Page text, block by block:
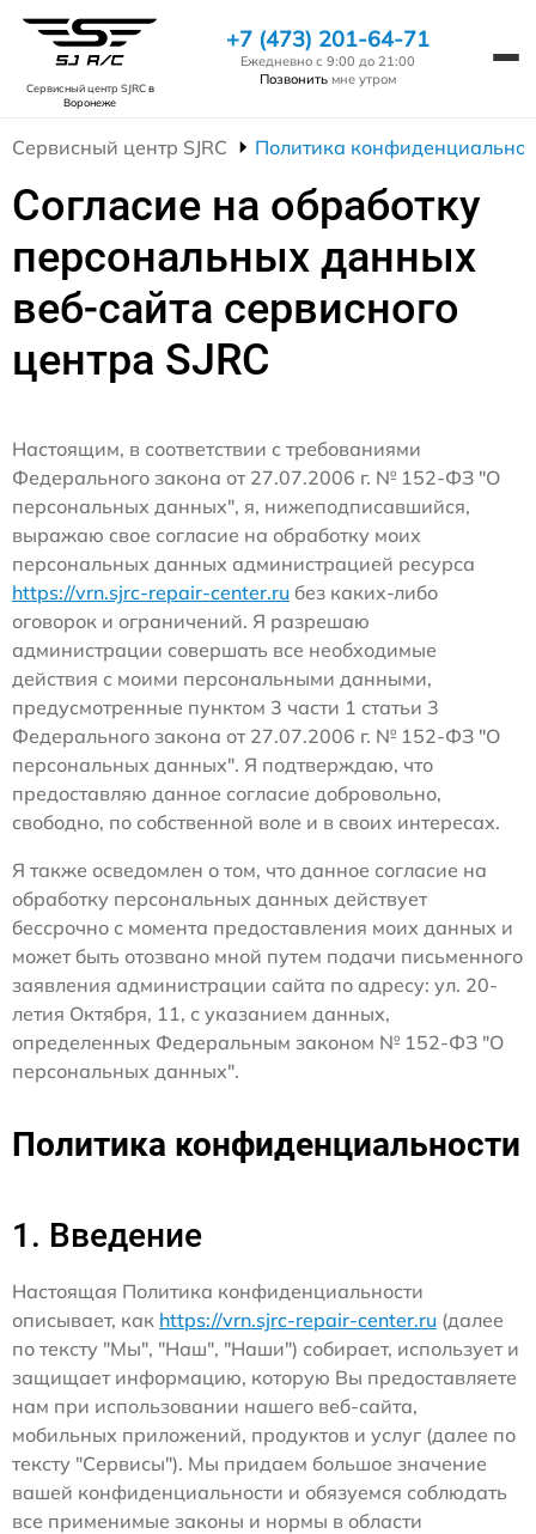
Сервисный центр SJRCв
Воронеже
+7 (473) 201-64-71
Ежедневно с 9:00 до 21:00
Позвонить мне утром
Сервисный центр SJRC Политика
Согласие на обработку
персональных данных
веб-сайта сервисного
центра SJRC
Настоящим, в соответствии с требованиями
Федерального закона от 27.07.2006 г. № 152-ФЗ "О
персональных данных", я, нижеподписавшийся,
выражаю свое согласие на обработку моих
персональных данных администрацией ресурса
https://vrn.sjrc-repair-center.ru без каких-либо
оговорок и ограничений. Я разрешаю
администрации совершать все необходимые
действия с моими персональными данными,
предусмотренные пунктом 3 части 1 статьи 3
Федерального закона от 27.07.2006 г. № 152-ФЗ "О
персональных данных". Я подтверждаю, что
предоставляю данное согласие добровольно,
свободно, по собственной воле и в своих интересах.
Я также осведомлен о том, что данное согласие на
обработку персональных данных действует
бессрочно с момента предоставления моих данных и
может быть отозвано мной путем подачи письменного
заявления администрации сайта по адресу: ул. 20-
летия Октября, 11, с указанием данных,
определенных Федеральным законом № 152-ФЗ "О
персональных данных".
Политика конфиденциальности
1. Введение
Настоящая Политика конфиденциальности
описывает, как https://vrn.sjrc-repair-center.ru (далее
по тексту "Мы", "Наш", "Наши") собирает, использует и
защищает информацию, которую Вы предоставляете
нам при использовании нашего веб-сайта,
мобильных приложений, продуктов и услуг (далее по
тексту "Сервисы"). Мы придаем большое значение
вашей конфиденциальности и обязуемся соблюдать
все применимые законы и нормы в области